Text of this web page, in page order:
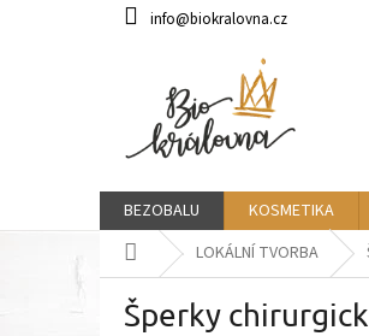
info@biokralovna.cz
BEZOBALU KOSMETIKA
Domů LOKÁLNÍ TVORBA
Šperky